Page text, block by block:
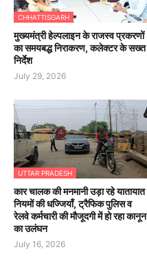
CHHATTISGARH
मुख्यमंत्री हेल्पलाइन के राजस्व प्रकरणों
का समयबद्ध निराकरण, कलेक्टर के सख्त
निर्देश
July 29, 2026
UTTAR PRADESH
कार चालक की मनमानी उड़ा रहे यातायात
नियमों की धज्जियाँ, ट्रैफिक पुलिस व
रेलवे कर्मचारी की मौजूदगी में हो रहा कानून
का उलंघन
July 16, 2026